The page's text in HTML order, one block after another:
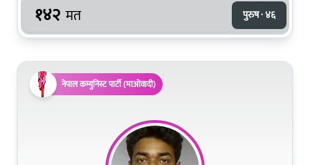
१४२ मत पुरुष · ४६
नेपाल कम्युनिस्ट पार्टी (माओवादी)